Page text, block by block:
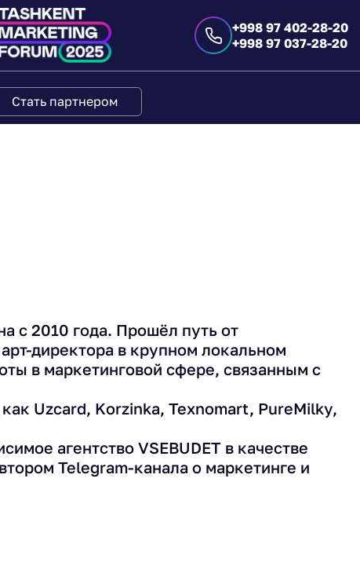
+998 97 402-28-20
+998 97 037-28-20
Стать партнером
с 2010 года. Прошёл путь от
директора в крупном локальном
в маркетинговой сфере, связанным с
Uzcard, Korzinka, Texnomart, PureMilky,
агентство VSEBUDET в качестве
Telegram-канала о маркетинге и